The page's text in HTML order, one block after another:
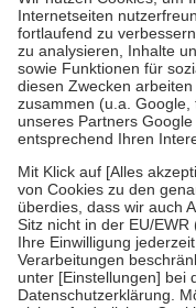
Kosten der Leistung zu
Diese Regeln gelten
Bei Heilmitteln und
Zuzahlung zehn Prozent
Verordnung.
Um das Engagement der
stärken und die
fallenkeine Zuzahlungen
• Kindern und
mit Ausnahme der
• Untersuchungen zur
GKV getragen werden
• empfohlenen